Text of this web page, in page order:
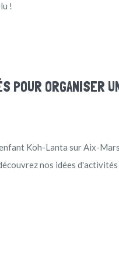
!
POUR ORGANISER
Koh-Lanta sur Aix-
nos idées